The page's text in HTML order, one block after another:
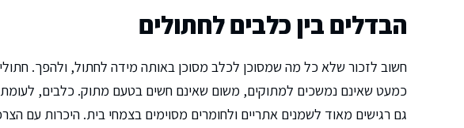
הבדלים בין כלבים לחתולים
חשוב לזכור שלא כל מה שמסוכן לכלב מסוכן באותה מידה לחתול, ולהפך.
כמעט שאינם נמשכים למתוקים, משום שאינם חשים בטעם מתוק. כלבים, לעומת
גם רגישים מאוד לשמנים אתריים ולחומרים מסוימים בצמחי בית. היכרות עם